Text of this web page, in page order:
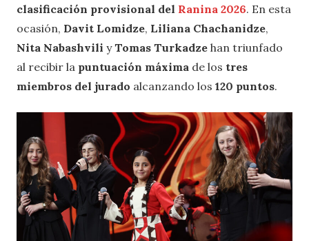
clasificación provisional del Ranina 2026. En esta
ocasión, Davit Lomidze, Liliana Chachanidze,
Nita Nabashvili y Tomas Turkadze han triunfado
al recibir la puntuación máxima de los tres
miembros del jurado alcanzando los 120 puntos.